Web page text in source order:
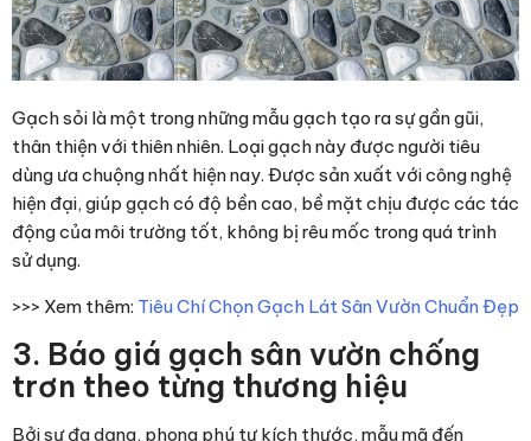
Gạch sỏi là một trong những mẫu gạch tạo ra sự gần gũi,
thân thiện với thiên nhiên. Loại gạch này được người tiêu
dùng ưa chuộng nhất hiện nay. Được sản xuất với công nghệ
hiện đại, giúp gạch có độ bền cao, bề mặt chịu được các tác
động của môi trường tốt, không bị rêu mốc trong quá trình
sử dụng.
>>> Xem thêm: Tiêu Chí Chọn Gạch Lát Sân Vườn Chuẩn Đẹp
3. Báo giá gạch sân vườn chống
trơn theo từng thương hiệu
Bởi sự đa dạng, phong phú tư kích thước, mẫu mã đến